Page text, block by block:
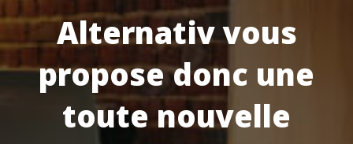
Alternativ vous
propose donc une
toute nouvelle